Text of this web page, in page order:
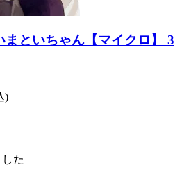
まといちゃん【マイクロ】 3
)
た